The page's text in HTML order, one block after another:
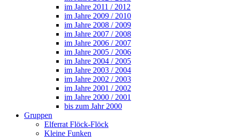
im Jahre 2011 / 2012
im Jahre 2009 / 2010
im Jahre 2008 / 2009
im Jahre 2007 / 2008
im Jahre 2006 / 2007
im Jahre 2005 / 2006
im Jahre 2004 / 2005
im Jahre 2003 / 2004
im Jahre 2002 / 2003
im Jahre 2001 / 2002
im Jahre 2000 / 2001
bis zum Jahr 2000
Gruppen
Elferrat Flöck-Flöck
Kleine Funken